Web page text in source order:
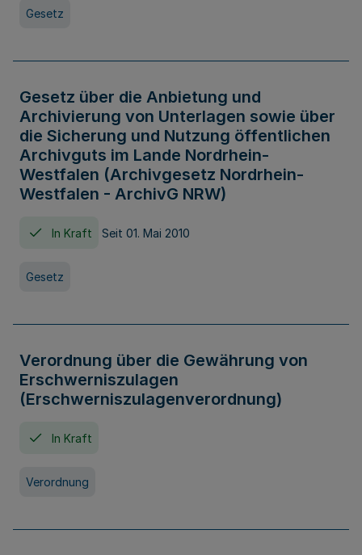
Gesetz
Gesetz über die Anbietung und
Archivierung von Unterlagen sowie über
die Sicherung und Nutzung öffentlichen
Archivguts im Lande Nordrhein-
Westfalen (Archivgesetz Nordrhein-
Westfalen - ArchivG NRW)
In Kraft Seit 01. Mai 2010
Gesetz
Verordnung über die Gewährung von
Erschwerniszulagen
(Erschwerniszulagenverordnung)
In Kraft
Verordnung